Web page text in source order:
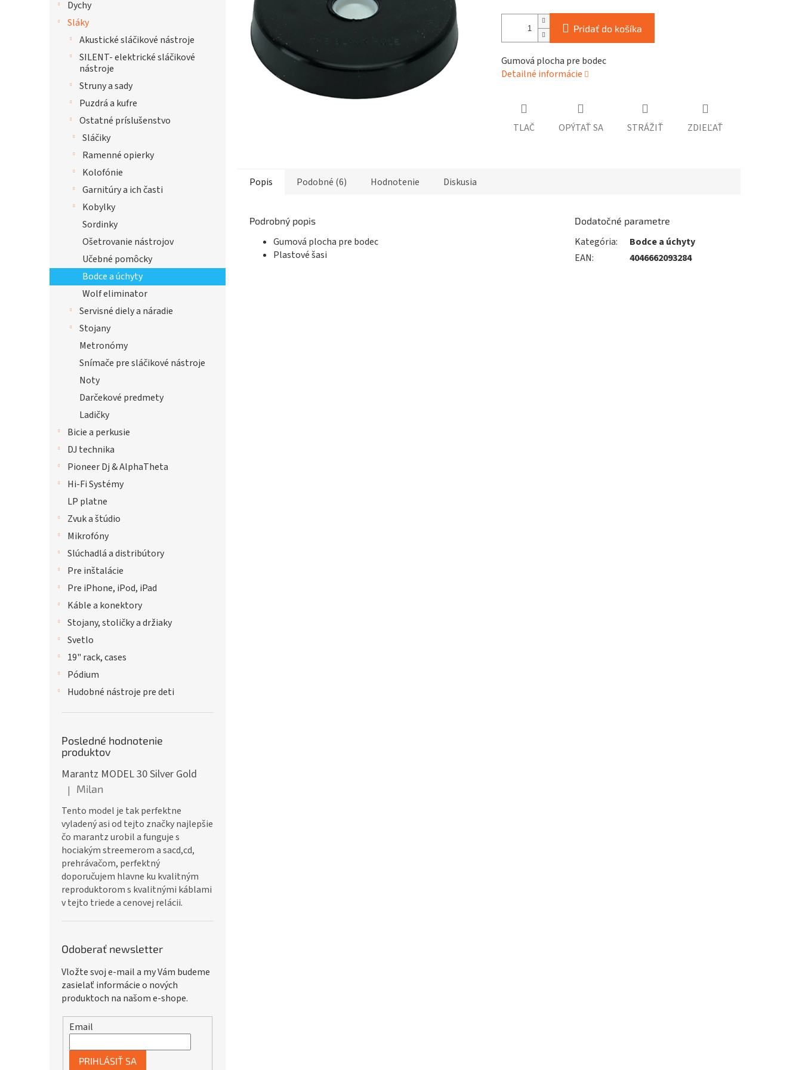
Dychy
Sláky
Akustické sláčikové nástroje
SILENT- elektrické sláčikové
nástroje
Struny a sady
Puzdrá a kufre
Ostatné príslušenstvo
Sláčiky
Ramenné opierky
Kolofónie
Garnitúry a ich časti
Kobylky
Sordinky
Ošetrovanie nástrojov
Učebné pomôcky
Bodce a úchyty
Wolf eliminator
Servisné diely a náradie
Stojany
Metronómy
Snímače pre sláčikové nástroje
Noty
Darčekové predmety
Ladičky
Bicie a perkusie
DJ technika
Pioneer Dj & AlphaTheta
Hi-Fi Systémy
LP platne
Zvuk a štúdio
Mikrofóny
Slúchadlá a distribútory
Pre inštalácie
Pre iPhone, iPod, iPad
Káble a konektory
Stojany, stoličky a držiaky
Svetlo
19" rack, cases
Pódium
Hudobné nástroje pre deti
Posledné hodnotenie
produktov
Marantz MODEL 30 Silver Gold
Hodnotenie produktu je 5 z 5 hviezdičiek.
| Milan
Tento model je tak perfektne
vyladený asi od tejto značky najlepšie
čo marantz urobil a funguje s
hociakým streemerom a sacd,cd,
prehrávačom, perfektný
doporučujem hlavne ku kvalitným
reproduktorom s kvalitnými káblami
v tejto triede a cenovej relácii.
Odoberať newsletter
Vložte svoj e-mail a my Vám budeme
zasielať informácie o nových
produktoch na našom e-shope.
Email
PRIHLÁSIŤ SA
hviezdičiek.
Pridať do košíka
Gumová plocha pre bodec
Detailné informácie
TLAČ OPÝTAŤ SA STRÁŽIŤ ZDIEĽAŤ
Popis Podobné (6) Hodnotenie Diskusia
Podrobný popis
Gumová plocha pre bodec
Plastové šasi
Dodatočné parametre
Kategória:
Bodce a úchyty
EAN: 4046662093284